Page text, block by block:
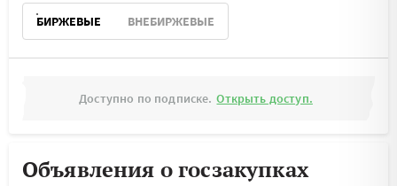
БИРЖЕВЫЕ ВНЕБИРЖЕВЫЕ
Доступно по подписке. Открыть доступ.
Объявления о госзакупках